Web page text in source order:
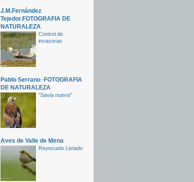
J.M.Fernández
Tejedor.FOTOGRAFIA DE
NATURALEZA
Control de
invasoras
Pablo Serrano ·FOTOGRAFIA
DE NATURALEZA
"Savia nueva"
Aves de Valle de Mena
Reyezuelo Listado